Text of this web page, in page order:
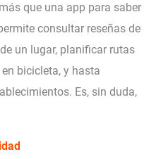
que una app para saber
consultar reseñas de
un lugar, planificar rutas
en bicicleta, y hasta
Es, sin duda,